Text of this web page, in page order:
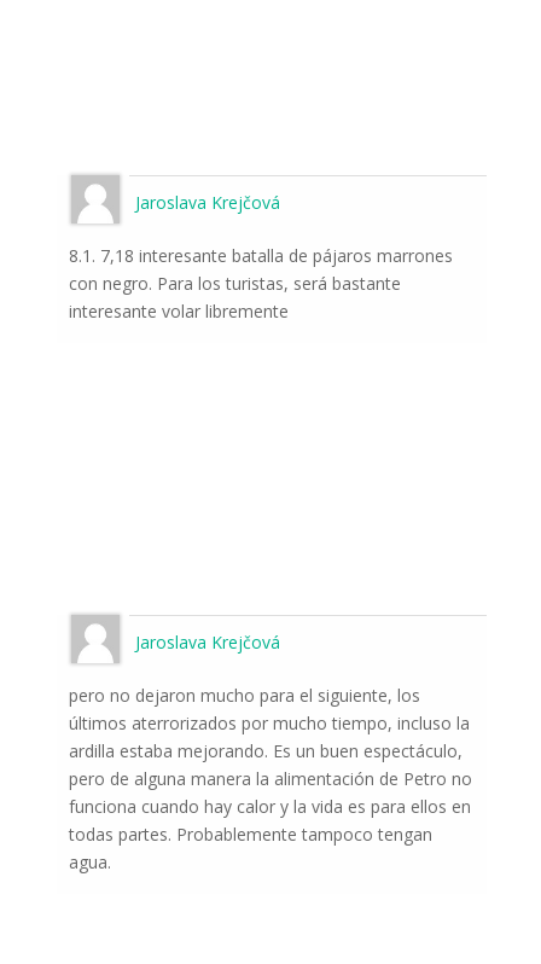
Jaroslava Krejčová
8.1. 7,18 interesante batalla de pájaros marrones
con negro. Para los turistas, será bastante
interesante volar libremente
Jaroslava Krejčová
pero no dejaron mucho para el siguiente, los
últimos aterrorizados por mucho tiempo, incluso la
ardilla estaba mejorando. Es un buen espectáculo,
pero de alguna manera la alimentación de Petro no
funciona cuando hay calor y la vida es para ellos en
todas partes. Probablemente tampoco tengan
agua.